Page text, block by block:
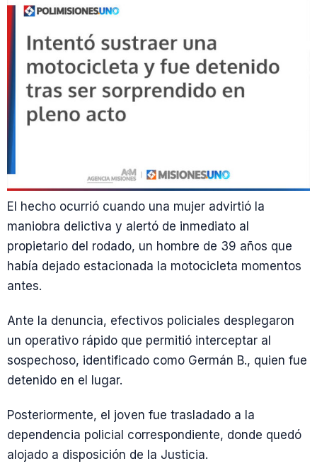
El hecho ocurrió cuando una mujer advirtió la
maniobra delictiva y alertó de inmediato al
propietario del rodado, un hombre de 39 años que
había dejado estacionada la motocicleta momentos
antes.
Ante la denuncia, efectivos policiales desplegaron
un operativo rápido que permitió interceptar al
sospechoso, identificado como Germán B., quien fue
detenido en el lugar.
Posteriormente, el joven fue trasladado a la
dependencia policial correspondiente, donde quedó
alojado a disposición de la Justicia.